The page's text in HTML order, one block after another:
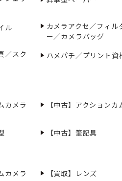
ル
カメラアクセ／フィル
ー／カメラバッグ
／スク
ハメパチ／プリント資
カメラ 【中古】アクションカ
【中古】筆記具
カメラ 【買取】レンズ